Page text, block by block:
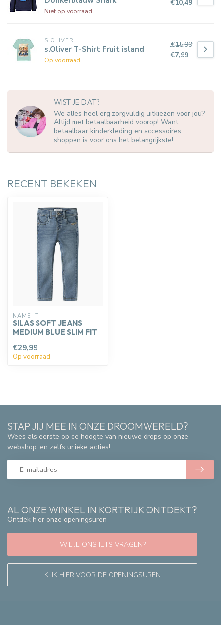
Niet op voorraad
€10,49
S.OLIVER
s.Oliver T-Shirt Fruit island
Op voorraad
€15,99
€7,99
WIST JE DAT?
We alles heel erg zorgvuldig uitkiezen voor jou?
Altijd met betaalbaarheid voorop! Want
betaalbaar kinderkleding en accessoires
shoppen is voor ons het belangrijkste!
RECENT BEKEKEN
NAME IT
SILAS SOFT JEANS
MEDIUM BLUE SLIM FIT
€29,99
Op voorraad
AL ONZE WINKEL IN KORTRIJK ONTDEKT?
Ontdek hier onze openingsuren
WIL JE ONS IETS VRAGEN?
KLIK HIER VOOR DE OPENINGSUREN
STAP JIJ MEE IN ONZE DROOMWERELD?
Wees als eerste op de hoogte van nieuwe drops op onze
webshop, en zelfs unieke acties!